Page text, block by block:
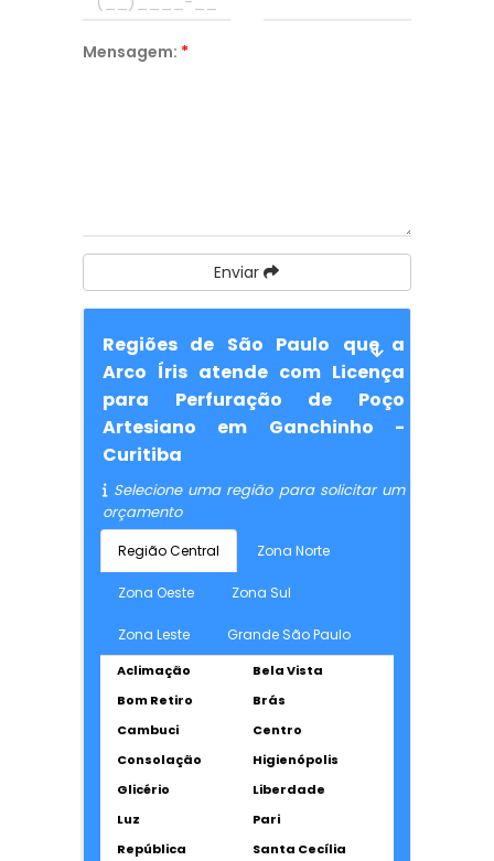
Mensagem: *
Enviar
Regiões de São Paulo que a
Arco Íris atende com Licença
para Perfuração de Poço
Artesiano em Ganchinho -
Curitiba
Selecione uma região para solicitar um
orçamento
Região Central Zona Norte
Zona Oeste Zona Sul
Zona Leste Grande São Paulo
Aclimação
Bela Vista
Bom Retiro
Brás
Cambuci
Centro
Consolação
Higienópolis
Glicério
Liberdade
Luz
Pari
República
Santa Cecília